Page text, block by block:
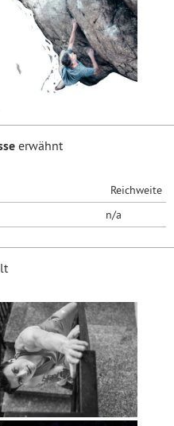
erwähnt
Reichweite
n/a